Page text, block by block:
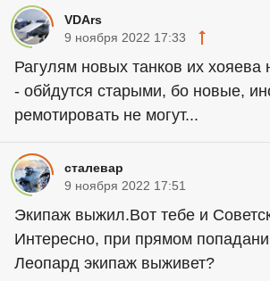
VDArs
9 ноября 2022 17:33
Рагулям новых танков их хояева
- обйдутcя старыми, бо новые,
ремотировать не могут...
сталевар
9 ноября 2022 17:51
Экипаж выжил.Вот тебе и
Интересно, при прямом
Леопард экипаж выживет?